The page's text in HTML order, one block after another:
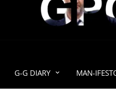
G-G DIARY MAN-